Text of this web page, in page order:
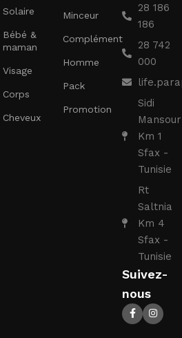
Solaire
Bébé &
maman
Visage
Corps
Cheveux
Minceur
Complément
Homme
Pack
Promotion
28 186
186
28 742
000
Sidi
Mansour
Km 1
Sfax -
Tunisie
Rt
Saltnia
Km 4
Sfax -
Tunisie
Suivez-
nous